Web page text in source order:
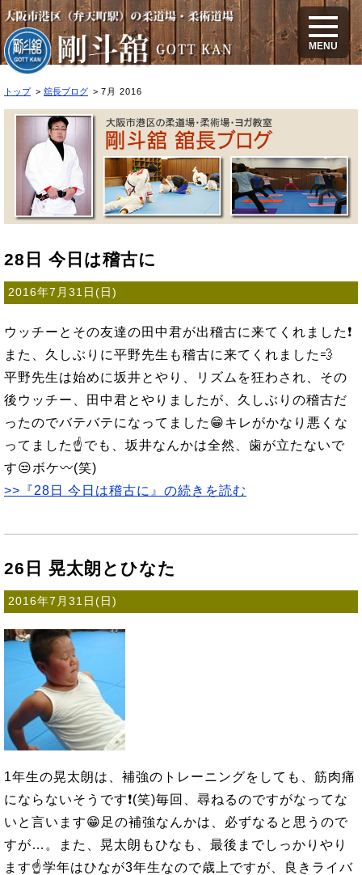
2016年7月のブログ
MENU
トップ 舘長ブログ 7月 2016
28日 今日は稽古に
2016年7月31日(日)
ウッチーとその友達の田中君が出稽古に来てくれました❗
また、久しぶりに平野先生も稽古に来てくれました💨
平野先生は始めに坂井とやり、リズムを狂わされ、その
後ウッチー、田中君とやりましたが、久しぶりの稽古だ
ったのでバテバテになってました😁キレがかなり悪くな
ってました☝でも、坂井なんかは全然、歯が立たないで
す😒ボケ〰(笑)
>>『28日 今日は稽古に』の続きを読む
26日 晃太朗とひなた
2016年7月31日(日)
1年生の晃太朗は、補強のトレーニングをしても、筋肉痛
にならないそうです❗(笑)毎回、尋ねるのですがなってな
いと言います😁足の補強なんかは、必ずなると思うので
すが…。また、晃太朗もひなも、最後までしっかりやり
ます☝学年はひなが3年生なので歳上ですが、良きライバ